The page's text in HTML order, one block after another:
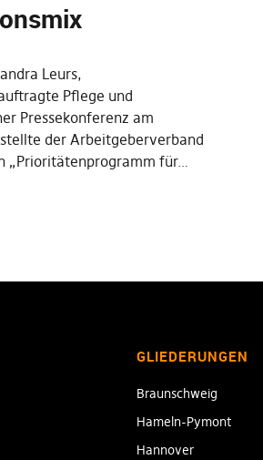
Leurs,
Pflege und
Pressekonferenz am
der Arbeitgeberverband
„Prioritätenprogramm für…
GLIEDERUNGEN
Braunschweig
Hameln-Pymont
Hannover